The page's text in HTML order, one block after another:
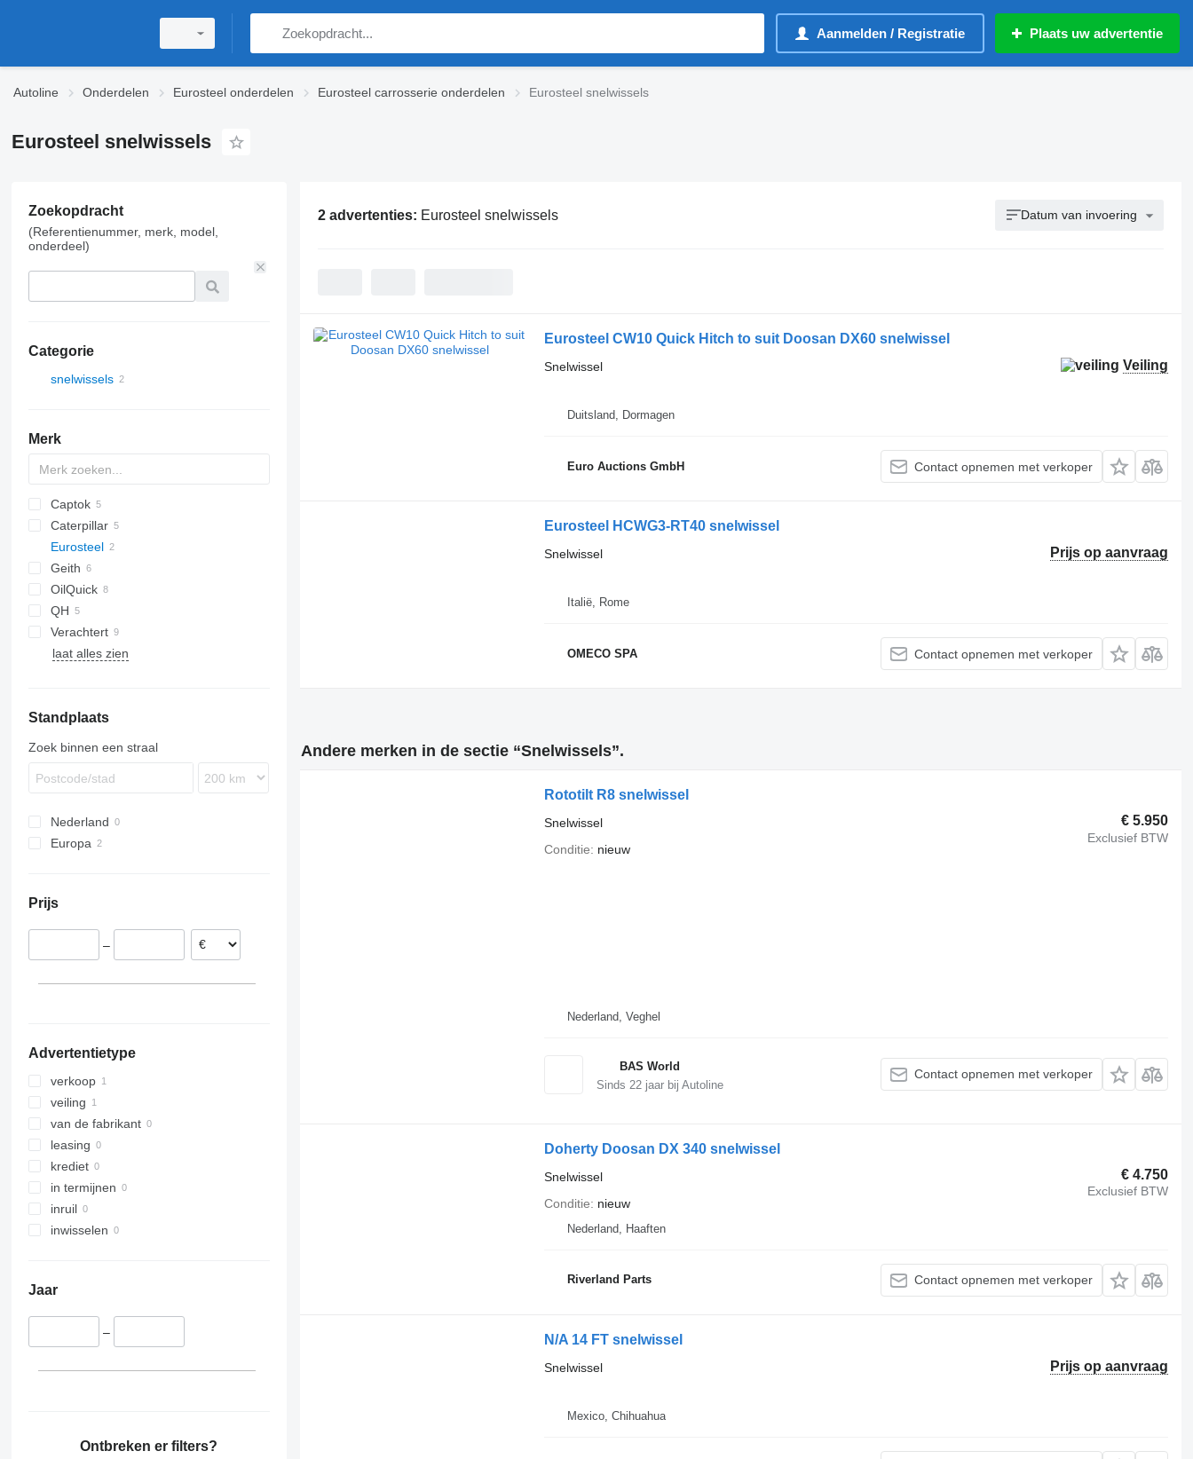
Aanmelden / Registratie Plaats uw advertentie
Autoline Onderdelen Eurosteel onderdelen Eurosteel carrosserie onderdelen Eurosteel snelwissels
Eurosteel snelwissels
Zoekopdracht
(Referentienummer, merk, model,
onderdeel)
Categorie
snelwissels
Merk
QA
X-Series
Captok
CK
Caterpillar
313
Eurosteel
Geith
Eurotrakker
SK
OilQuick
OQ
QH
Verachtert
CW
EC
laat alles zien
Standplaats
Zoek binnen een straal
Nederland
Europa
Prijs
–
Advertentietype
verkoop
veiling
van de fabrikant
leasing
krediet
in termijnen
inruil
inwisselen
Jaar
–
Ontbreken er filters?
2 advertenties: Eurosteel snelwissels Datum van invoering
Eurosteel CW10 Quick Hitch to suit Doosan DX60 snelwissel
Veiling
Snelwissel
Duitsland, Dormagen
Euro Auctions GmbH Contact opnemen met verkoper
Eurosteel HCWG3-RT40 snelwissel
Prijs op aanvraag
Snelwissel
Italië, Rome
OMECO SPA Contact opnemen met verkoper
Andere merken in de sectie “Snelwissels”.
Rototilt R8 snelwissel
€ 5.950
Exclusief BTW
Snelwissel
Conditie
nieuw
Nederland, Veghel
BAS World
Sinds 22jaar bij Autoline
Contact opnemen met verkoper
Doherty Doosan DX 340 snelwissel
€ 4.750
Exclusief BTW
Snelwissel
Conditie
nieuw
Nederland, Haaften
Riverland Parts Contact opnemen met verkoper
N/A 14 FT snelwissel
Prijs op aanvraag
Snelwissel
Mexico, Chihuahua